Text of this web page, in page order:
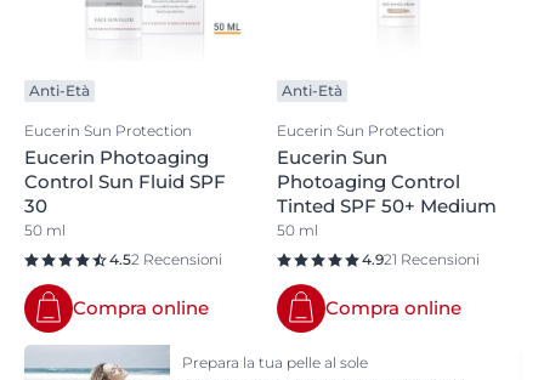
sono creme solari e spray solari indicati per chi soffre di
applicare e si assorbono velocemente. Vengono usati
solo ingredienti attivi selezionati con efficacia e
tollerabilità comprovate.
Anti-Età
Eucerin Sun Protection
Eucerin Photoaging
Control Sun Fluid SPF
30
50 ml
4.52 Recensioni
Compra online
Anti-Età
Eucerin Sun Protection
Eucerin Sun
Photoaging Control
Tinted SPF 50+ Medium
50 ml
4.921 Recensioni
Compra online
Prepara la tua pelle al sole